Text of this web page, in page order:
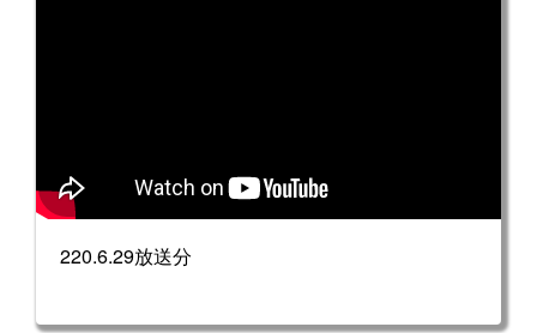
220.6.29放送分